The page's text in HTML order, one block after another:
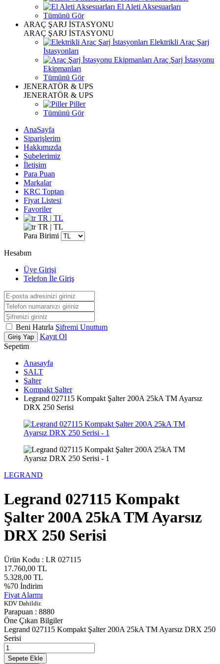
El Aleti Aksesuarları
Tümünü Gör
ARAÇ ŞARJ İSTASYONU
ARAÇ ŞARJ İSTASYONU
Elektrikli Araç Şarj
İstasyonları
Araç Şarj İstasyonu
Ekipmanları
Tümünü Gör
JENERATÖR & UPS
JENERATÖR & UPS
Piller
Tümünü Gör
AnaSayfa
Siparişlerim
Hakkımızda
Şubelerimiz
İletişim
Para Puan
Markalar
KRC Toptan
Fiyat Listesi
Favoriler
TR | TL
TR | TL
Para Birimi
Hesabım
Üye Girişi
Telefon İle Giriş
Beni Hatırla Şifremi Unuttum
Giriş Yap
Kayıt Ol
Sepetim
Anasayfa
ŞALT
Şalter
Kompakt Şalter
Legrand 027115 Kompakt Şalter 200A 25kA TM Ayarsız
DRX 250 Serisi
LEGRAND
Legrand 027115 Kompakt
Şalter 200A 25kA TM Ayarsız
DRX 250 Serisi
Ürün Kodu : LR 027115
17.760,00 TL
5.328,00 TL
%70 İndirim
Fiyat Alarmı
KDV Dahildir.
Parapuan : 8880
Öne Çıkan Bilgiler
Legrand 027115 Kompakt Şalter 200A 25kA TM Ayarsız DRX 250
Serisi
Sepete Ekle